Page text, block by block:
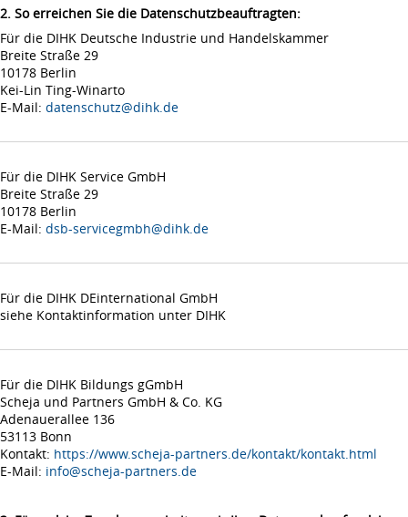
2. So erreichen Sie die Datenschutzbeauftragten:
Für die DIHK Deutsche Industrie und Handelskammer
Breite Straße 29
10178 Berlin
Kei-Lin Ting-Winarto
E-Mail: datenschutz@dihk.de
Für die DIHK Service GmbH
Breite Straße 29
10178 Berlin
E-Mail: dsb-servicegmbh@dihk.de
Für die DIHK DEinternational GmbH
siehe Kontaktinformation unter DIHK
Für die DIHK Bildungs gGmbH
Scheja und Partners GmbH & Co. KG
Adenauerallee 136
53113 Bonn
Kontakt: https://www.scheja-partners.de/kontakt/kontakt.html
E-Mail: info@scheja-partners.de